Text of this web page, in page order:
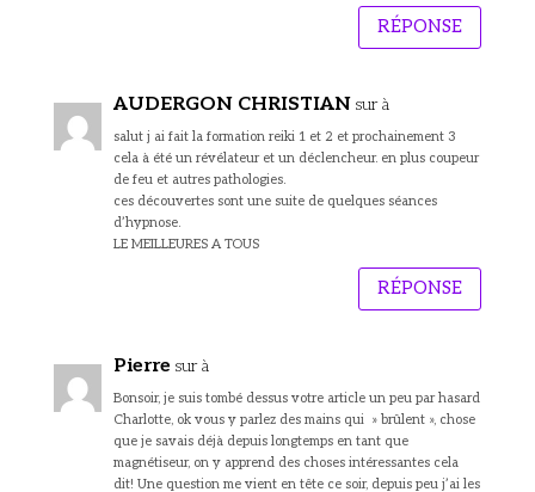
RÉPONSE
AUDERGON CHRISTIAN sur à
salut j ai fait la formation reiki 1 et 2 et prochainement 3
cela à été un révélateur et un déclencheur. en plus coupeur
de feu et autres pathologies.
ces découvertes sont une suite de quelques séances
d’hypnose.
LE MEILLEURES A TOUS
RÉPONSE
Pierre sur à
Bonsoir, je suis tombé dessus votre article un peu par hasard
Charlotte, ok vous y parlez des mains qui » brûlent », chose
que je savais déjà depuis longtemps en tant que
magnétiseur, on y apprend des choses intéressantes cela
dit! Une question me vient en tête ce soir, depuis peu j’ai les